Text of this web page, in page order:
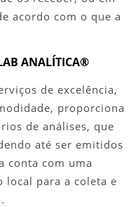
acordo com o que a
ANALÍTICA®
de excelência,
proporciona
de análises, que
até ser emitidos
conta com uma
local para a coleta e